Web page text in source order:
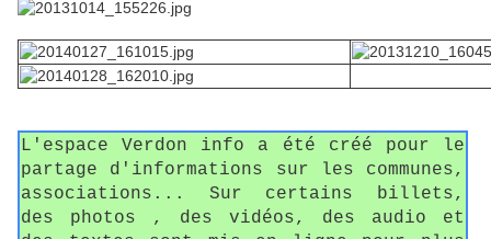
L'espace Verdon info a été créé pour le
partage d'informations sur les communes,
associations... Sur certains billets,
des photos , des vidéos, des audio et